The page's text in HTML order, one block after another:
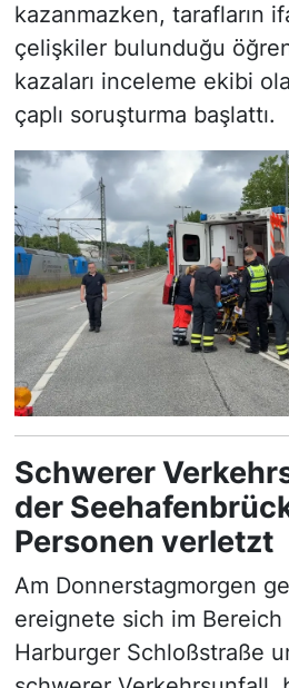
kazanmazken, tarafların
çelişkiler bulunduğu
kazaları inceleme ekibi
çaplı soruşturma başlattı.
Schwerer
der
Personen verletzt
Am Donnerstagmorgen
ereignete sich im
Harburger Schloßstraße